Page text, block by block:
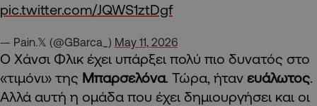
pic.twitter.com/JQWS1ztDgf
— Pain.𝕏 (@GBarca_) May 11, 2026
Ο Χάνσι Φλικ έχει υπάρξει πολύ πιο δυνατός στο
«τιμόνι» της Μπαρσελόνα. Τώρα, ήταν ευάλωτος
Αλλά αυτή η ομάδα που έχει δημιουργήσει και οι